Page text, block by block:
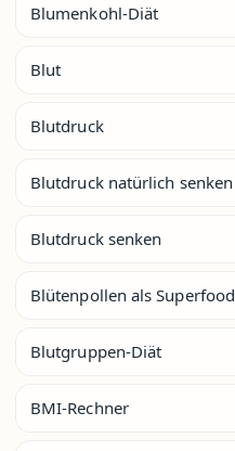
Blumenkohl-Diät
Blut
Blutdruck
Blutdruck natürlich senken
Blutdruck senken
Blütenpollen als Superfood
Blutgruppen-Diät
BMI-Rechner